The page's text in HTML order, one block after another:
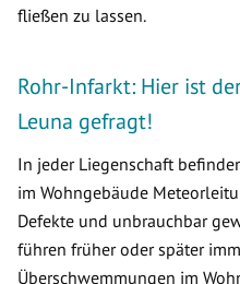
fließen zu lassen.
Rohr-Infarkt: Hier ist
Leuna gefragt!
In jeder Liegenschaft
im Wohngebäude
Defekte und unbrauchbar
führen früher oder später
Überschwemmungen im